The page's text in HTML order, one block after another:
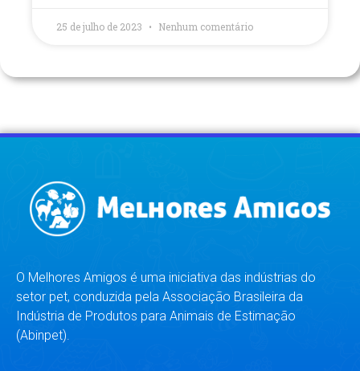
25 de julho de 2023 Nenhum comentário
O Melhores Amigos é uma iniciativa das indústrias do
setor pet, conduzida pela Associação Brasileira da
Indústria de Produtos para Animais de Estimação
(Abinpet).